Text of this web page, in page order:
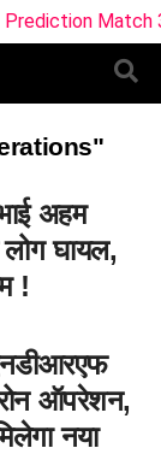
Match
अहम
घायल,
!
ऑपरेशन,
नया